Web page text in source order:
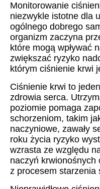
Monitorowanie
niezwykle istotne dla
ogólnego dobrego
organizm zaczyna
które mogą wpływać
zwiększać ryzyko
którym ciśnienie krwi
Ciśnienie krwi to
zdrowia serca.
poziomie pomaga
schorzeniom, takim
naczyniowe, zawały
roku życia ryzyko
wzrasta ze względu
naczyń krwionośnych
z procesem starzenia